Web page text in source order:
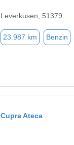
Leverkusen, 51379
23.987 km Benzin
Cupra Ateca